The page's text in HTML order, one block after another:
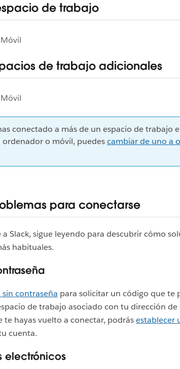
de trabajo
Móvil
de trabajo adicionales
Móvil
conectado a más de un espacio de trabajo
o móvil, puedescambiar de uno a
para conectarse
Slack, sigue leyendo para descubrir cómo
habituales.
contraseña para solicitar un código que te
de trabajo asociado con tu dirección de
te hayas vuelto a conectar, podrásestablecer
cuenta.
electrónicos